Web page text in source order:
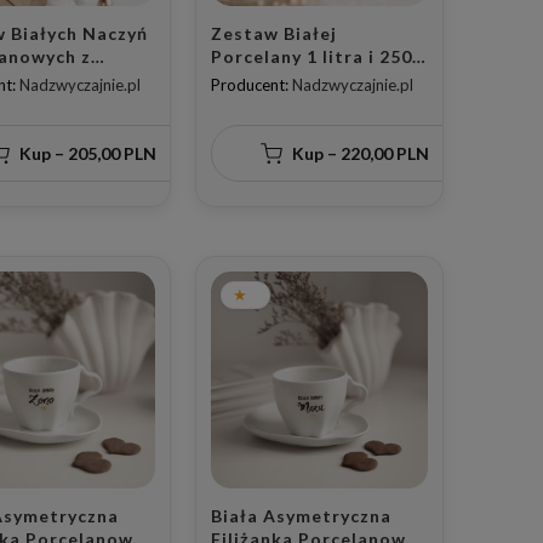
Białych Naczyń
z
1 litra +
Napisy Mąż i
Nadzwyczajnie.pl
Kup – 205,00 PLN
Zestaw Białej
Porcelany 1 litra i 250
ml - Dzbanek i 2
Sercem na Ślub dla Pary
Producent: Nadzwyczajnie.pl
Kup – 220,00 PLN
Biała Asymetryczna